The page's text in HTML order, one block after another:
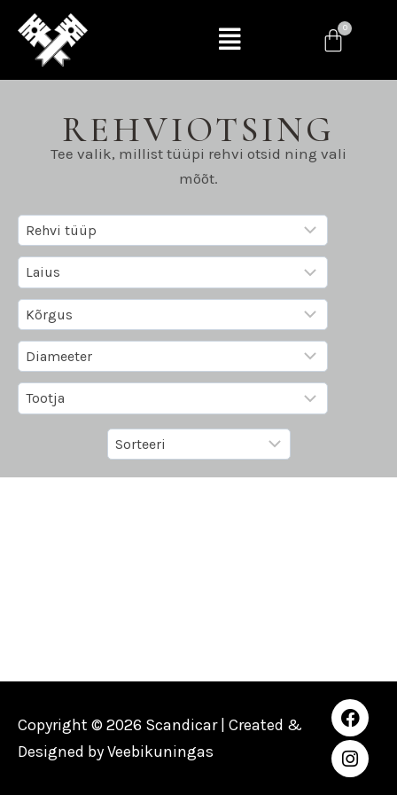
REHVIOTSING
Tee valik, millist tüüpi rehvi otsid ning vali
mõõt.
Copyright © 2026 Scandicar | Created &
Designed byVeebikuningas